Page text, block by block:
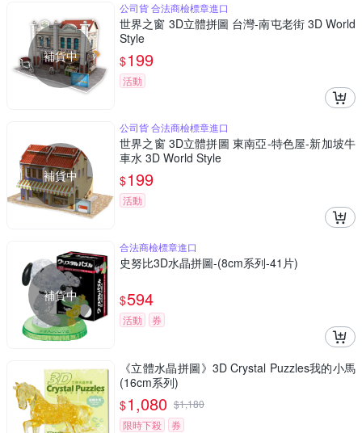
補貨中
公司貨 合法商檢標章進口
世界之窗 3D立體拼圖 台灣-南屯老街 3D World
Style
$199
活動
補貨中
公司貨 合法商檢標章進口
世界之窗 3D立體拼圖 東南亞-特色屋-新加坡牛
車水 3D World Style
$199
活動
補貨中
合法商檢標章進口
史努比3D水晶拼圖-(8cm系列-41片)
$594
活動 券
《立體水晶拼圖》3D Crystal Puzzles我的小馬
(16cm系列)
$1,080 $1,180
限時下殺
券